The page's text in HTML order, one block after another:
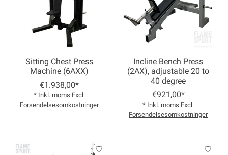
Sitting Chest Press
Machine (6AXX)
€1.938,00*
* Inkl. moms Excl.
Forsendelsesomkostninger
Incline Bench Press
(2AX), adjustable 20 to
40 degree
€921,00*
* Inkl. moms Excl.
Forsendelsesomkostninger